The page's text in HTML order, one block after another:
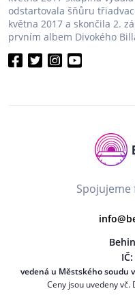
odstartovala šňůru
května 2017 a skončila 2.
prvním albem Divokého
Spojujeme
vedená u Městského soudu
Ceny jsou uvedeny vč.